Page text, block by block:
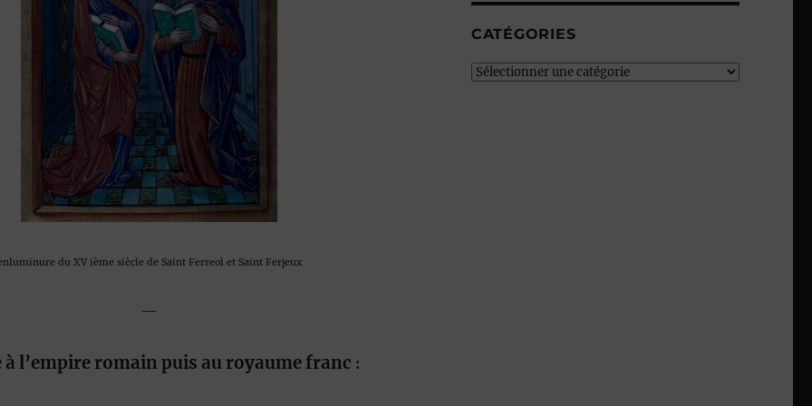
du XV ième siècle de Saint Ferreol et Saint Ferjeux
—
à l’empire romain puis au royaume franc :
CATÉGORIES
Catégories